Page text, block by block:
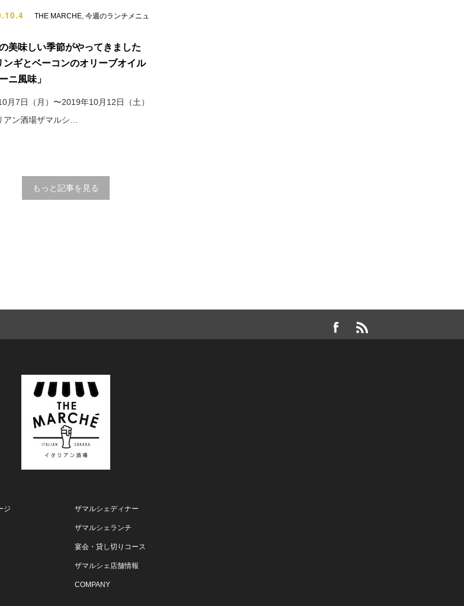
THE MARCHE, 今週のランチメニュ
美味しい季節がやってきました
ンギとベーコンのオリーブオイル
ニ風味」
月7日（月）〜2019年10月12日（土）
アン酒場ザマルシ…
もっと記事を見る
ジ ザマルシェディナー
ザマルシェランチ
宴会・貸し切りコース
ザマルシェ店舗情報
COMPANY